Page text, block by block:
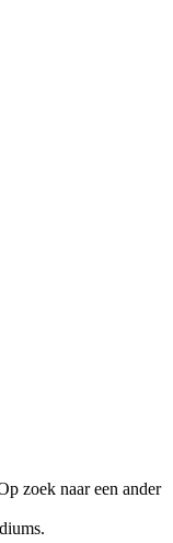
zoek naar een ander